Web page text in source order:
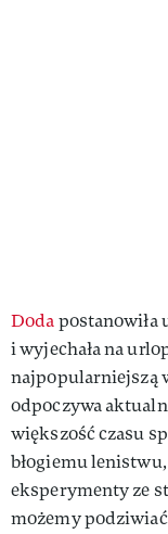
Dodapostanowiła
i wyjechała na
najpopularniejszą
odpoczywa
większość czasu
błogiemu
eksperymenty ze
możemy